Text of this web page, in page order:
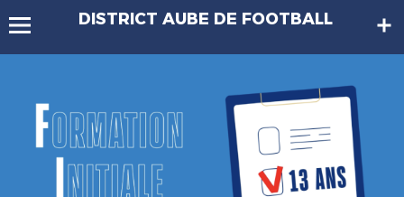
DISTRICT AUBE DE FOOTBALL